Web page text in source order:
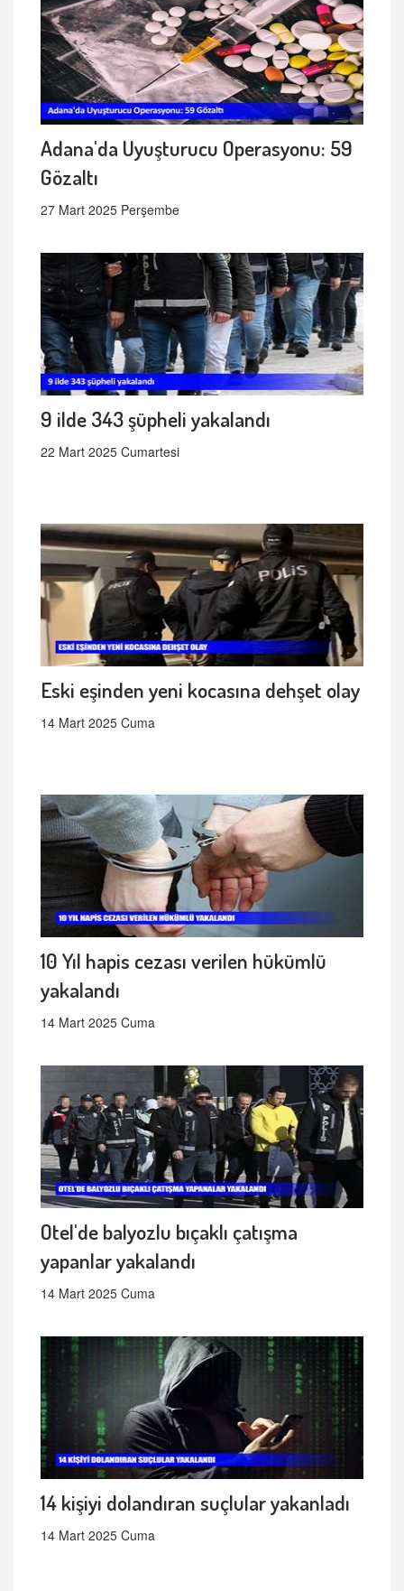
Adana'da Uyuşturucu Operasyonu: 59
Gözaltı
27 Mart 2025 Perşembe
9 ilde 343 şüpheli yakalandı
22 Mart 2025 Cumartesi
Eski eşinden yeni kocasına dehşet olay
14 Mart 2025 Cuma
10 Yıl hapis cezası verilen hükümlü
yakalandı
14 Mart 2025 Cuma
Otel'de balyozlu bıçaklı çatışma
yapanlar yakalandı
14 Mart 2025 Cuma
14 kişiyi dolandıran suçlular yakanladı
14 Mart 2025 Cuma